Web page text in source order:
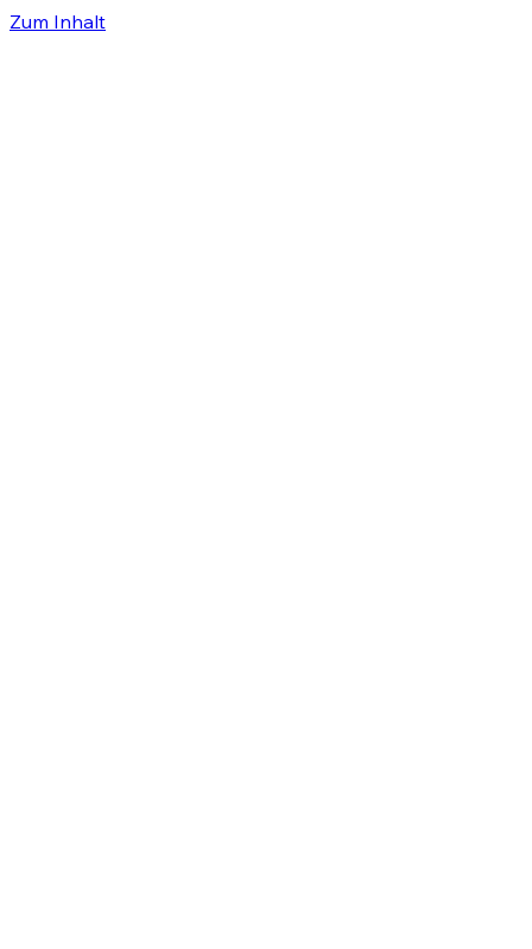
Zum Inhalt